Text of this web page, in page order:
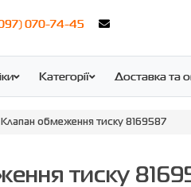
070-74-45
Категорії Доставка та
Клапан обмеження тиску 8169587
тиску